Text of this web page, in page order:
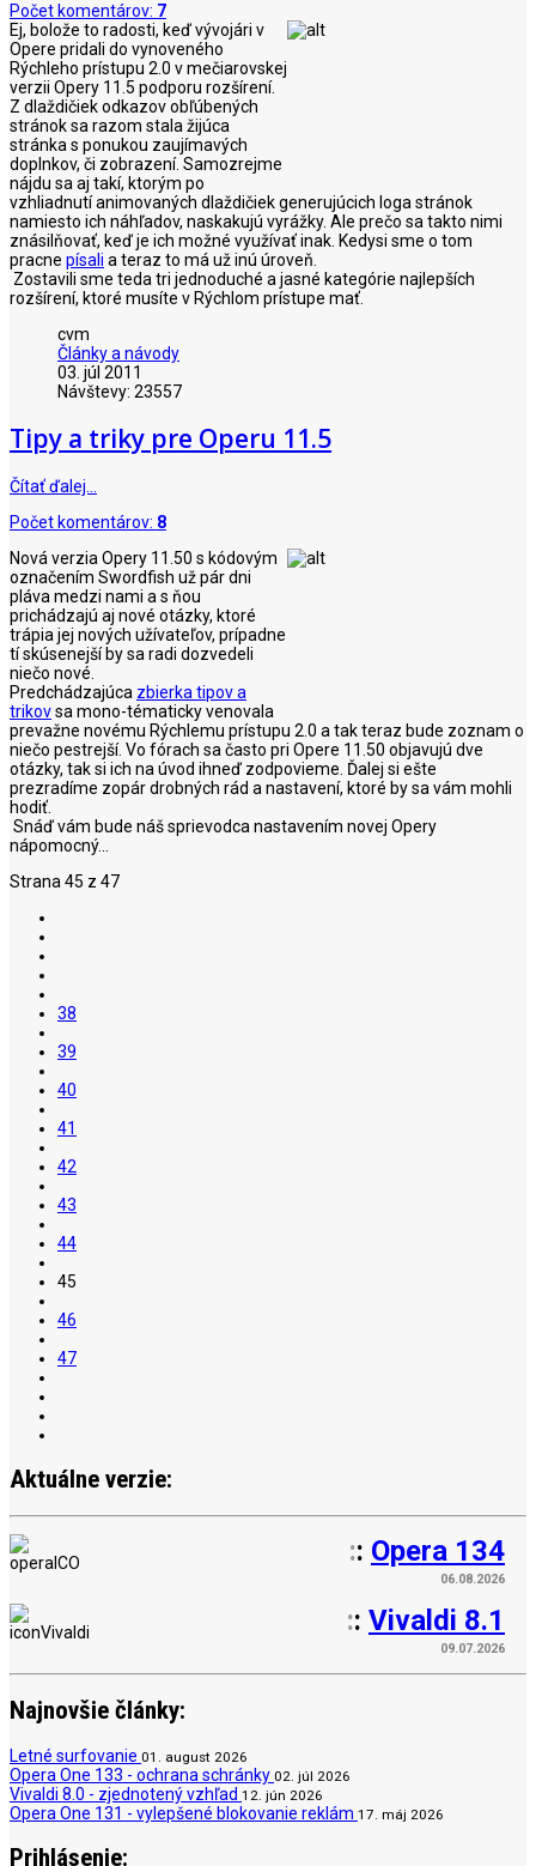
Počet komentárov: 7
Ej, bolože to radosti, keď vývojári v
Opere pridali do vynoveného
Rýchleho prístupu 2.0 v mečiarovskej
verzii Opery 11.5 podporu rozšírení.
Z dlaždičiek odkazov obľúbených
stránok sa razom stala žijúca
stránka s ponukou zaujímavých
doplnkov, či zobrazení. Samozrejme
nájdu sa aj takí, ktorým po
vzhliadnutí animovaných dlaždičiek generujúcich loga stránok
namiesto ich náhľadov, naskakujú vyrážky. Ale prečo sa takto nimi
znásilňovať, keď je ich možné využívať inak. Kedysi sme o tom
pracne písali a teraz to má už inú úroveň.
Zostavili sme teda tri jednoduché a jasné kategórie najlepších
rozšírení, ktoré musíte v Rýchlom prístupe mať.
cvm
Články a návody
03. júl 2011
Návštevy: 23557
Tipy a triky pre Operu 11.5
Čítať ďalej…
Počet komentárov: 8
Nová verzia Opery 11.50 s kódovým
označením Swordfish už pár dni
pláva medzi nami a s ňou
prichádzajú aj nové otázky, ktoré
trápia jej nových užívateľov, prípadne
tí skúsenejší by sa radi dozvedeli
niečo nové.
Predchádzajúca zbierka tipov a
trikovsa mono-tématicky venovala
prevažne novému Rýchlemu prístupu 2.0 a tak teraz bude zoznam o
niečo pestrejší. Vo fórach sa často pri Opere 11.50 objavujú dve
otázky, tak si ich na úvod ihneď zodpovieme. Ďalej si ešte
prezradíme zopár drobných rád a nastavení, ktoré by sa vám mohli
hodiť.
Snáď vám bude náš sprievodca nastavením novej Opery
nápomocný...
Strana 45 z 47
38
39
40
41
42
43
44
45
46
47
Aktuálne verzie:
:: Opera 134
06.08.2026
:: Vivaldi 8.1
09.07.2026
Najnovšie články:
Letné surfovanie 01. august 2026
Opera One 133 - ochrana schránky 02. júl 2026
Vivaldi 8.0 - zjednotený vzhľad 12. jún 2026
Opera One 131 - vylepšené blokovanie reklám 17. máj 2026
Prihlásenie: